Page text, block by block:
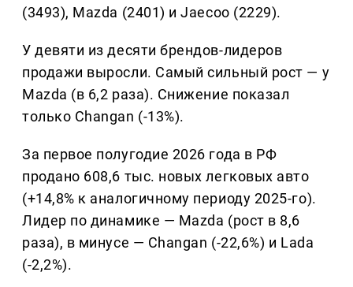
(3493), Mazda (2401) и Jaecoo (2229).
У девяти из десяти брендов-лидеров
продажи выросли. Самый сильный рост — у
Mazda (в 6,2 раза). Снижение показал
только Changan (-13%).
За первое полугодие 2026 года в РФ
продано 608,6 тыс. новых легковых авто
(+14,8% к аналогичному периоду 2025-го).
Лидер по динамике — Mazda (рост в 8,6
раза), в минусе — Changan (-22,6%) и Lada
(-2,2%).